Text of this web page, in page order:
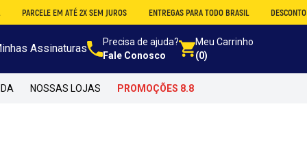
EM ATÉ 2X SEM JUROS ENTREGAS PARA TODO BRASIL DESCONTO NO
Assinaturas
Precisa de ajuda?
Fale Conosco
Meu Carrinho
(0)
NOSSAS LOJAS PROMOÇÕES 8.8